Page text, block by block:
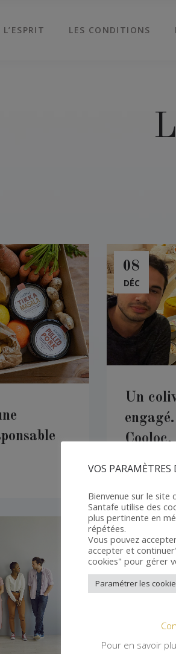
L’ESPRIT LES CONDITIONS
08
DÉC
Un
Cooloc,
location
30
AVR
VOS PARAMÈTRES
Bienvenue sur le site
Santafe utilise des
plus pertinente en
répétées.
Vous pouvez
accepter et
cookies" pour gérer
Paramétrer les
Pour en savoir